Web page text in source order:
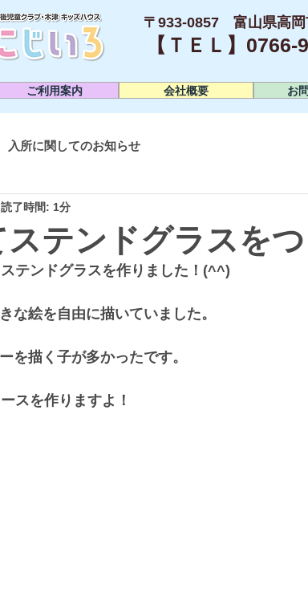
〒933-0857 富山県高岡
【ＴＥＬ】0766-
ご利用案内 会社概要 お
入所に関してのお知らせ
テンドグラスをつ
読了時間: 1分
テンドグラスを作りました！(^^)
な絵を自由に描いていました。
を描く子が多かったです。
スを作りますよ！